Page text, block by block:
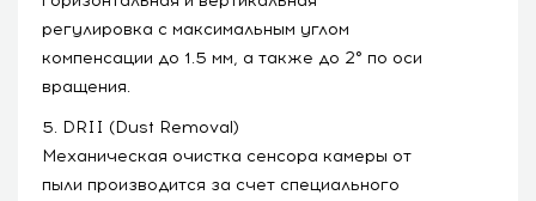
регулировка с максимальным углом
компенсации до 1.5 мм, а также до 2° по оси
вращения.
5. DRII (Dust Removal)
Механическая очистка сенсора камеры от
пыли производится за счет специального